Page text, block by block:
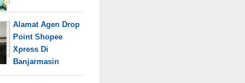
Alamat Agen Drop
Point Shopee
Xpress Di
Banjarmasin